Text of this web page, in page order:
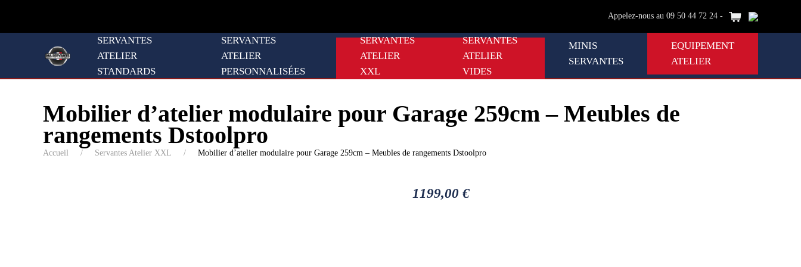
Appelez-nous au 09 50 44 72 24 -
SERVANTES
ATELIER
STANDARDS
SERVANTES
ATELIER
PERSONNALISÉES
SERVANTES
ATELIER
XXL
SERVANTES
ATELIER
VIDES
MINIS
SERVANTES
EQUIPEMENT
ATELIER
Mobilier d’atelier modulaire pour Garage 259cm – Meubles de
rangements Dstoolpro
Accueil Servantes Atelier XXL Mobilier d’atelier modulaire pour Garage 259cm – Meubles de rangements Dstoolpro
1199,00 €